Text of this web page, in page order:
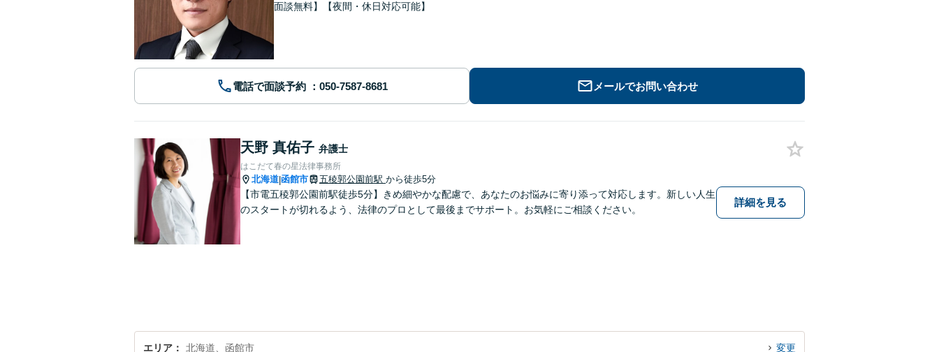
面談無料】【夜間・休日対応可能】
電話で面談予約 メールでお問い合わせ
天野 真佑子 弁護士
はこだて春の星法律事務所
北海道|函館市 五稜郭公園前駅 から徒歩5分
【市電五稜郭公園前駅徒歩5分】きめ細やかな配慮で、あなたのお悩みに寄り添って対応します。新しい人生
のスタートが切れるよう、法律のプロとして最後までサポート。お気軽にご相談ください。
詳細を見る
エリア 北海道、函館市 変更